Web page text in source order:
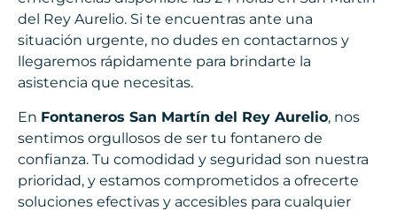
del Rey Aurelio. Si te encuentras ante una
situación urgente, no dudes en contactarnos y
llegaremos rápidamente para brindarte la
asistencia que necesitas.
En Fontaneros San Martín del Rey Aurelio, nos
sentimos orgullosos de ser tu fontanero de
confianza. Tu comodidad y seguridad son nuestra
prioridad, y estamos comprometidos a ofrecerte
soluciones efectivas y accesibles para cualquier